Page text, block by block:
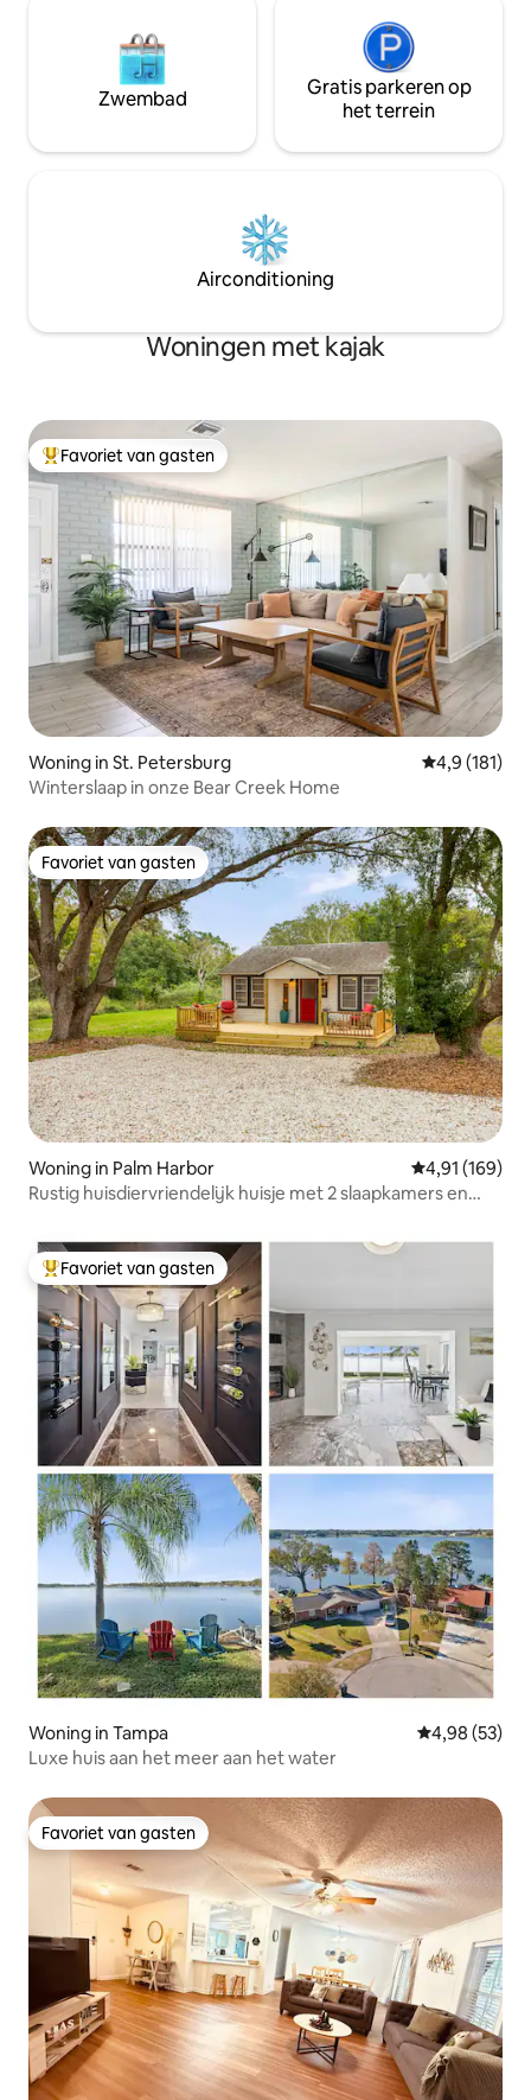
Zwembad
Gratis parkeren op
het terrein
Airconditioning
Woningen met kajak
Topfavoriet van gasten
Favoriet van gasten
Woning in St. Petersburg Gemiddelde
4,9 (181)
Winterslaap in onze Bear Creek Home
Favoriet van gasten
Favoriet van gasten
Woning in Palm Harbor Gemiddelde
4,91 (169)
Rustig huisdiervriendelijk huisje met 2 slaapkamers en
Topfavoriet van gasten
Favoriet van gasten
Woning in Tampa Gemiddelde
4,98 (53)
Luxe huis aan het meer aan het water
Favoriet van gasten
Favoriet van gasten